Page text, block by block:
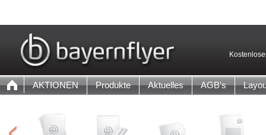
AKTIONEN Produkte Aktuelles AGB's